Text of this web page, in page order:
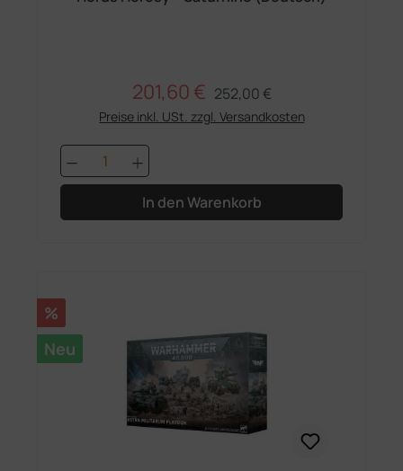
Verkaufspreis:
201,60 € Regulärer Preis:
252,00 €
Preise inkl. USt. zzgl. Versandkosten
Produkt Anzahl: Gib den
In den Warenkorb
Rabatt
%
Neu